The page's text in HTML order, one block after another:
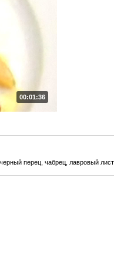
00:01:36
перец, чабрец, лавровый